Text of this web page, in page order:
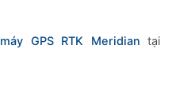
máy GPS RTK Meridian tại